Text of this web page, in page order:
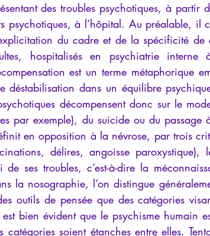
des troubles psychotiques, à partir
psychotiques, à l’hôpital. Au préalable, il
du cadre et de la spécificité de
hospitalisés en psychiatrie
est un terme métaphorique
déstabilisation dans un équilibre
décompensent donc sur le
par exemple), du suicide ou du passage
en opposition à la névrose, par trois
délires, angoisse paroxystique),
ses troubles, c’est-à-dire la
la nosographie, l’on distingue
outils de pensée que des catégories
bien évident que le psychisme humain
catégories soient étanches entre elles.